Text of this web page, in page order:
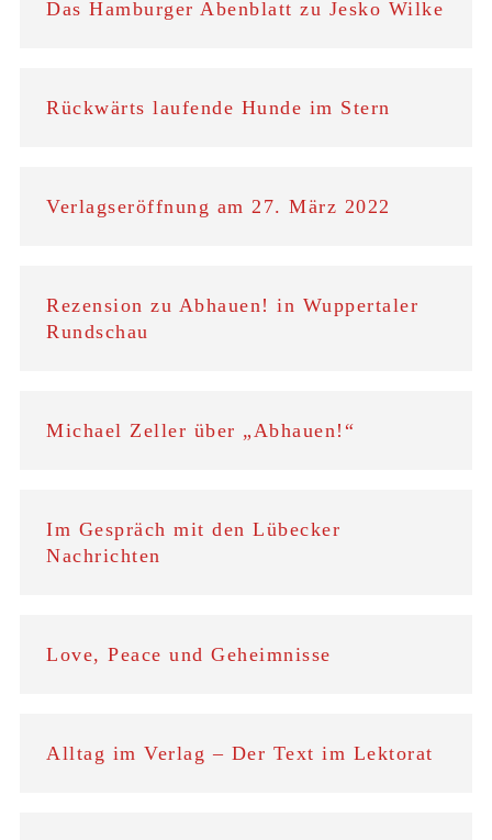
Das Hamburger Abenblatt zu Jesko Wilke
Rückwärts laufende Hunde im Stern
Verlagseröffnung am 27. März 2022
Rezension zu Abhauen! in Wuppertaler
Rundschau
Michael Zeller über „Abhauen!“
Im Gespräch mit den Lübecker
Nachrichten
Love, Peace und Geheimnisse
Alltag im Verlag – Der Text im Lektorat